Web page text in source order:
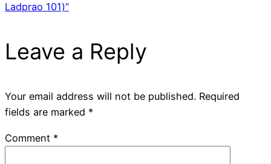
Ladprao 101)”
Leave a Reply
Your email address will not be published. Required
fields are marked *
Comment *